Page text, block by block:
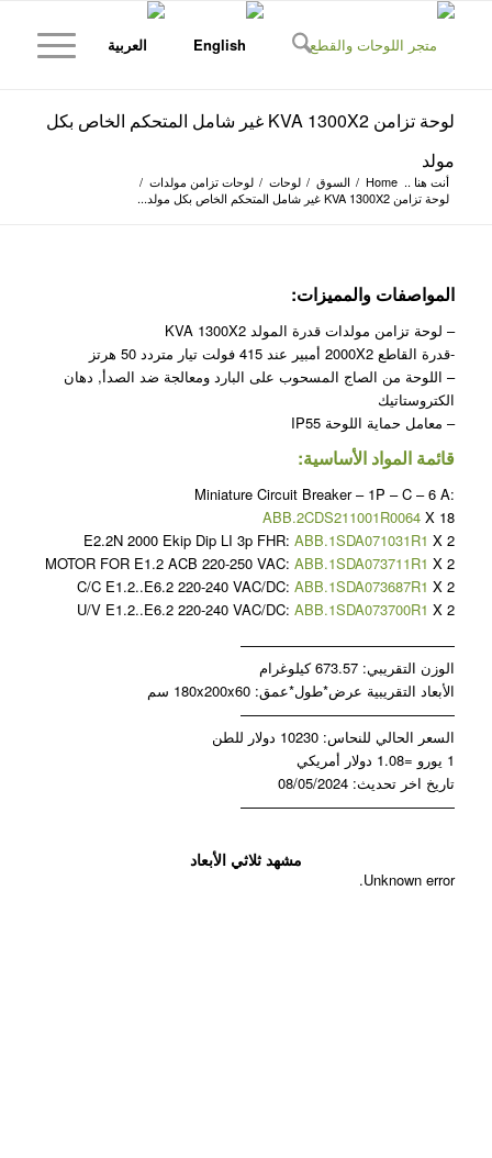
لوحة تزامن KVA 1300X2 غير شامل المتحكم الخاص بكل
مولد
أنت هنا .. Home
/ السوق / لوحات / لوحات تزامن مولدات /
لوحة تزامن KVA 1300X2 غير شامل المتحكم الخاص بكل مولد...
المواصفات والمميزات:
– لوحة تزامن مولدات قدرة المولد KVA 1300X2
-قدرة القاطع 2000X2 أمبير عند 415 فولت تيار متردد 50 هرتز
– اللوحة من الصاج المسحوب على البارد ومعالجة ضد الصدأ, دهان
الكتروستاتيك
– معامل حماية اللوحة IP55
قائمة المواد الأساسية:
Miniature Circuit Breaker – 1P – C – 6 A:
ABB.2CDS211001R0064 X 18
E2.2N 2000 Ekip Dip LI 3p FHR:ABB.1SDA071031R1 X 2
MOTOR FOR E1.2 ACB 220-250 VAC:ABB.1SDA073711R1 X 2
C/C E1.2..E6.2 220-240 VAC/DC:ABB.1SDA073687R1 X 2
U/V E1.2..E6.2 220-240 VAC/DC:ABB.1SDA073700R1 X 2
———————————————
الوزن التقريبي: 673.57 كيلوغرام
الأبعاد التقريبية عرض*طول*عمق: 180x200x60 سم
———————————————
السعر الحالي للنحاس: 10230 دولار للطن
1 يورو =1.08 دولار أمريكي
تاريخ اخر تحديث: 08/05/2024
———————————————
مشهد ثلاثي الأبعاد
Unknown error.